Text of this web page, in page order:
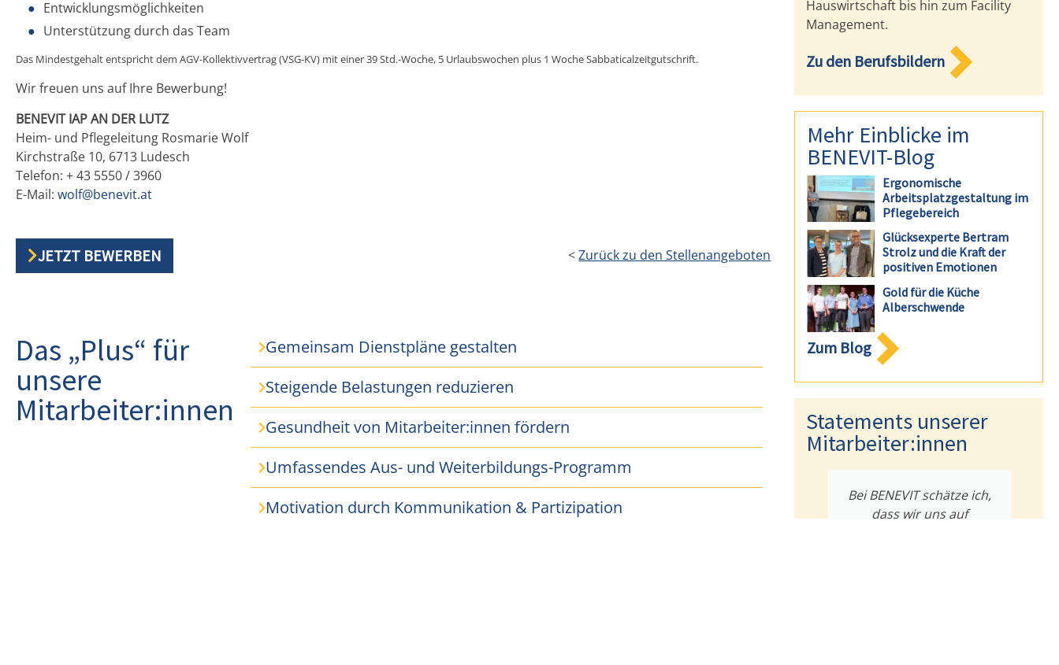
Entwicklungsmöglichkeiten
Unterstützung durch das Team
Das Mindestgehalt entspricht dem AGV-Kollektivvertrag (VSG-KV) mit einer 39 Std.-Woche, 5 Urlaubswochen plus 1 Woche Sabbaticalzeitgutschrift.
Wir freuen uns auf Ihre Bewerbung!
BENEVIT IAP AN DER LUTZ
Heim- und Pflegeleitung Rosmarie Wolf
Kirchstraße 10, 6713 Ludesch
Telefon: + 43 5550 / 3960
E-Mail: wolf@benevit.at
JETZT BEWERBEN <Zurück zu den Stellenangeboten
Das „Plus“ für
unsere
Mitarbeiter:innen
Gemeinsam Dienstpläne gestalten
Steigende Belastungen reduzieren
Gesundheit von Mitarbeiter:innen fördern
Umfassendes Aus- und Weiterbildungs-Programm
Motivation durch Kommunikation & Partizipation
Hauswirtschaft bis hin zum Facility
Management.
Zu den Berufsbildern
Mehr Einblicke im
BENEVIT-Blog
Ergonomische
Arbeitsplatzgestaltung im
Pflegebereich
Glücksexperte Bertram
Strolz und die Kraft der
positiven Emotionen
Gold für die Küche
Alberschwende
Zum Blog
Statements unserer
Mitarbeiter:innen
Bei BENEVIT schätze ich,
dass wir uns auf